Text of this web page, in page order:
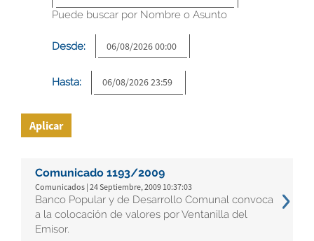
Puede buscar por Nombre o Asunto
Desde:
Hasta:
Aplicar
Comunicado 1193/2009
Comunicados | 24 Septiembre, 2009 10:37:03
Banco Popular y de Desarrollo Comunal convoca
a la colocación de valores por Ventanilla del
Emisor.